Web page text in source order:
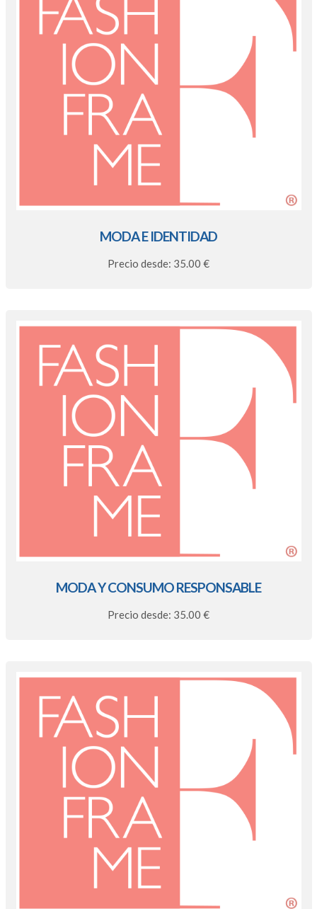
MODA E IDENTIDAD
Precio desde: 35.00 €
MODA Y CONSUMO RESPONSABLE
Precio desde: 35.00 €